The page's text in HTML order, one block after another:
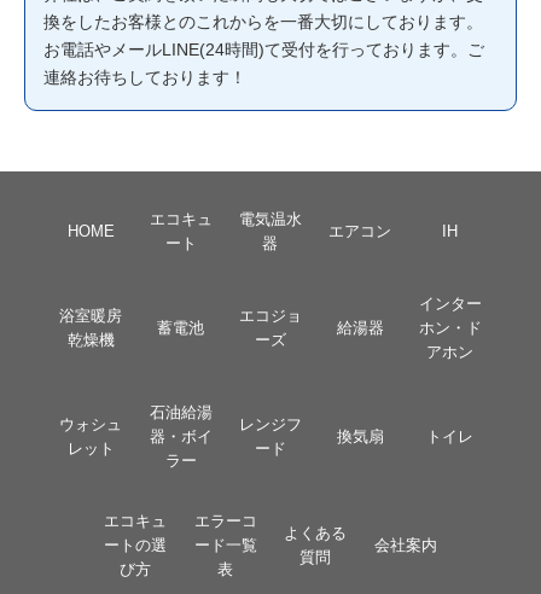
換をしたお客様とのこれからを一番大切にしております。
お電話やメールLINE(24時間)て受付を行っております。ご
連絡お待ちしております！
HOME
エコキュ
ート
電気温水
器
エアコン IH
浴室暖房
乾燥機
蓄電池
エコジョ
ーズ
給湯器
インター
ホン・ド
アホン
ウォシュ
レット
石油給湯
器・ボイ
ラー
レンジフ
ード
換気扇 トイレ
エコキュ
ートの選
び方
エラーコ
ード一覧
表
よくある
質問
会社案内